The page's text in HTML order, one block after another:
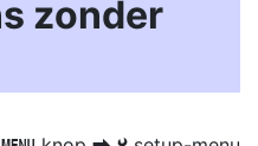
zonder